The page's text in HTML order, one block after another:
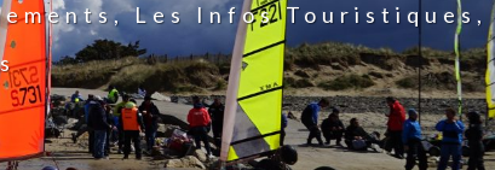
Les Infos Touristiques,